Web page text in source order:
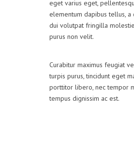
eget varius eget,
elementum dapibus tellus, a
dui volutpat fringilla
purus non velit.
Curabitur maximus feugiat
turpis purus, tincidunt eget
porttitor libero, nec tempor
tempus dignissim ac est.